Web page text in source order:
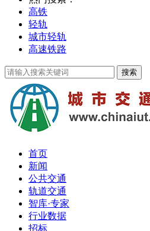
高铁
轻轨
城市轻轨
高速铁路
首页
新闻
公共交通
轨道交通
智库·专家
行业数据
招标